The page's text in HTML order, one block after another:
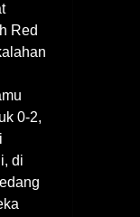
Red
0-2,
di